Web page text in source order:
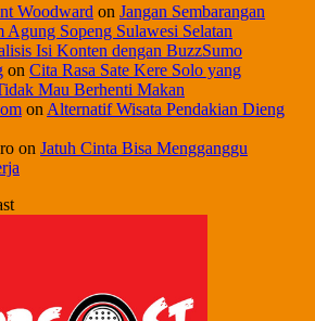
Woodward on Jangan Sembarangan
Agung Sopeng Sulawesi Selatan
Isi Konten dengan BuzzSumo
on Cita Rasa Sate Kere Solo yang
Mau Berhenti Makan
on Alternatif Wisata Pendakian Dieng
on Jatuh Cinta Bisa Mengganggu